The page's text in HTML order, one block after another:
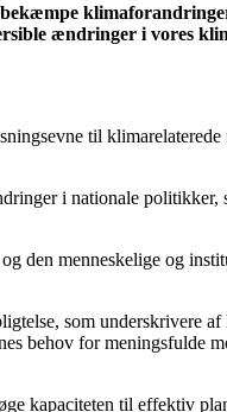
ændringer i vores
til
i nationale politikker,
den menneskelige og
som underskrivere
behov for meningsfulde
kapaciteten til effektiv